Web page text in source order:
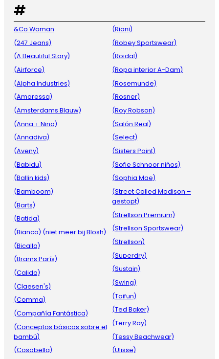
#
&Co Woman
(247 Jeans)
(A Beautiful Story)
(Airforce)
(Alpha Industries)
(Amoressa)
(Amsterdams Blauw)
(Anna + Nina)
(Annadiva)
(Aveny)
(Babidu)
(Ballin kids)
(Bamboom)
(Barts)
(Batida)
(Bianco) (niet meer bij Blosh)
(Bicalla)
(Brams París)
(Calida)
(Claesen's)
(Comma)
(Compañía Fantástica)
(Conceptos básicos sobre el
bambú)
(Cosabella)
(Riani)
(Robey Sportswear)
(Roidal)
(Ropa interior A-Dam)
(Rosemunde)
(Rosner)
(Roy Robson)
(Salón Real)
(Select)
(Sisters Point)
(Sofie Schnoor niños)
(Sophia Mae)
(Street Called Madison –
gestopt)
(Strellson Premium)
(Strellson Sportswear)
(Strellson)
(Superdry)
(Sustain)
(Swing)
(Taifun)
(Ted Baker)
(Terry Ray)
(Tessy Beachwear)
(Ulisse)